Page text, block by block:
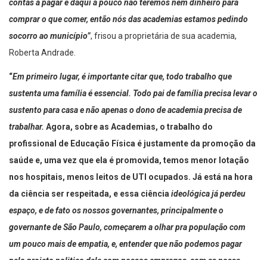
contas à pagar e daqui a pouco não teremos nem dinheiro para
comprar o que comer, então nós das academias estamos pedindo
socorro ao município” , frisou a proprietária de sua academia,
Roberta Andrade.
Em primeiro lugar, é importante citar que, todo trabalho que
sustenta uma família é essencial. Todo pai defamília precisa levar o
sustento para casa e não apenas o dono de academia precisa de
trabalhar. Agora, sobre as Academias, o trabalho do
profissional de Educação Física é justamente da promoção da
saúde e, uma vez que ela é promovida, temos menor lotação
nos hospitais, menos leitos de UTI ocupados. Já está na hora
da ciência ser respeitada, e essa ciênciaideológica já perdeu
espaço, e de fato os nossos governantes, principalmente o
governante de São Paulo, começarem a olhar pra população com
um pouco mais de empatia, e, entender que não podemos pagar